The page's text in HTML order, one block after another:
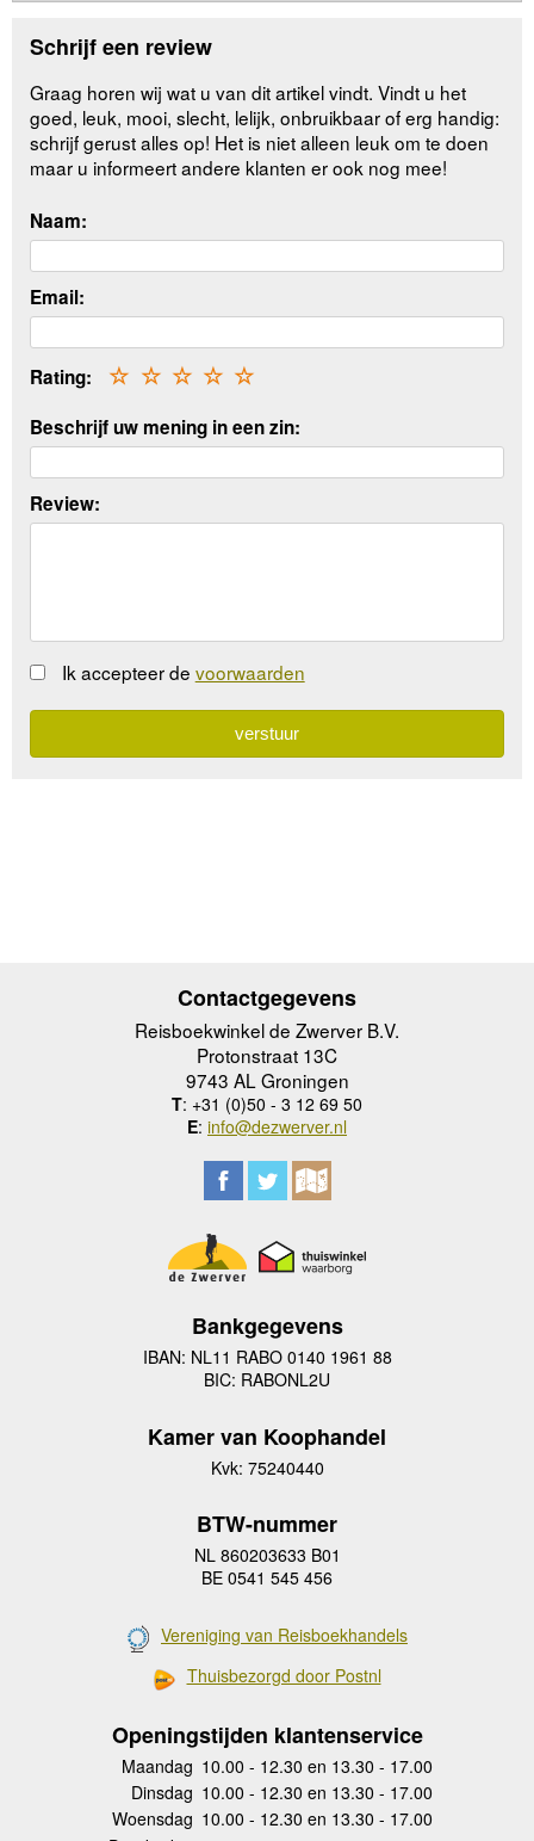
Schrijf een review
Graag horen wij wat u van dit artikel vindt. Vindt u het
goed, leuk, mooi, slecht, lelijk, onbruikbaar of erg handig:
schrijf gerust alles op! Het is niet alleen leuk om te doen
maar u informeert andere klanten er ook nog mee!
Naam:
Email:
Rating: ☆
☆
☆
☆
☆
Beschrijf uw mening in een zin:
Review:
Ik accepteer de voorwaarden
Contactgegevens
Reisboekwinkel de Zwerver B.V.
Protonstraat 13C
9743 AL Groningen
T: +31 (0)50 - 3 12 69 50
E: info@dezwerver.nl
Bankgegevens
IBAN: NL11 RABO 0140 1961 88
BIC: RABONL2U
Kamer van Koophandel
Kvk: 75240440
BTW-nummer
NL 860203633 B01
BE 0541 545 456
Vereniging van Reisboekhandels
Thuisbezorgd door Postnl
Openingstijden klantenservice
Maandag 10.00 - 12.30 en 13.30 - 17.00
Dinsdag 10.00 - 12.30 en 13.30 - 17.00
Woensdag 10.00 - 12.30 en 13.30 - 17.00